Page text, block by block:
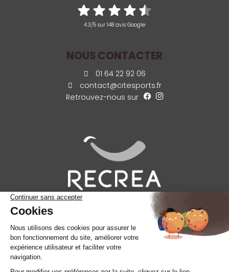
4.3/5 sur 148 avis Google
NOUS CONTACTER
01 64 22 92 06
contact@citesports.fr
Retrouvez-nous sur
©citesports.fr 2025 CGU & mentions légales